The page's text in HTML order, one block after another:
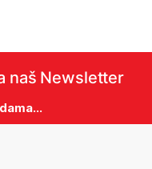
naš Newsletter